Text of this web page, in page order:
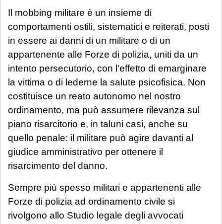
Il mobbing militare è un insieme di
comportamenti ostili, sistematici e reiterati, posti
in essere ai danni di un militare o di un
appartenente alle Forze di polizia, uniti da un
intento persecutorio, con l'effetto di emarginare
la vittima o di lederne la salute psicofisica. Non
costituisce un reato autonomo nel nostro
ordinamento, ma può assumere rilevanza sul
piano risarcitorio e, in taluni casi, anche su
quello penale: il militare può agire davanti al
giudice amministrativo per ottenere il
risarcimento del danno.
Sempre più spesso militari e appartenenti alle
Forze di polizia ad ordinamento civile si
rivolgono allo Studio legale degli avvocati